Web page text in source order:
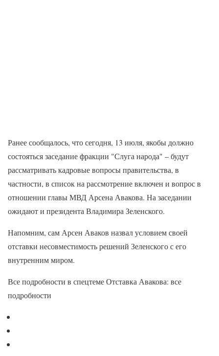
Ранее сообщалось, что сегодня, 13 июля, якобы должно
состояться заседание фракции "Слуга народа" – будут
рассматривать кадровые вопросы правительства, в
частности, в список на рассмотрение включен и вопрос в
отношении главы МВД Арсена Авакова. На заседании
ожидают и президента Владимира Зеленского.
Напомним, сам Арсен Аваков назвал условием своей
отставки несовместимость решений Зеленского с его
внутренним миром.
Все подробности в спецтеме Отставка Авакова: все
подробности